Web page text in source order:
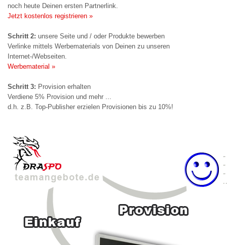
noch heute Deinen ersten Partnerlink.
Jetzt kostenlos registrieren »
Schritt 2: unsere Seite und / oder Produkte bewerben
Verlinke mittels Werbematerials von Deinen zu unseren
Internet-/Webseiten.
Werbematerial »
Schritt 3: Provision erhalten
Verdiene 5% Provision und mehr ...
d.h. z.B. Top-Publisher erzielen Provisionen bis zu 10%!